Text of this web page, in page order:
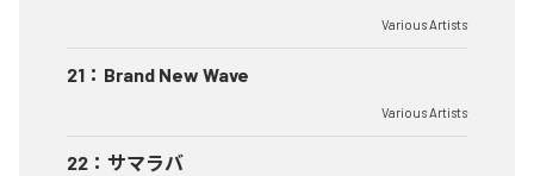
Various Artists
21 ： Brand New Wave
Various Artists
22 ： サマラバ